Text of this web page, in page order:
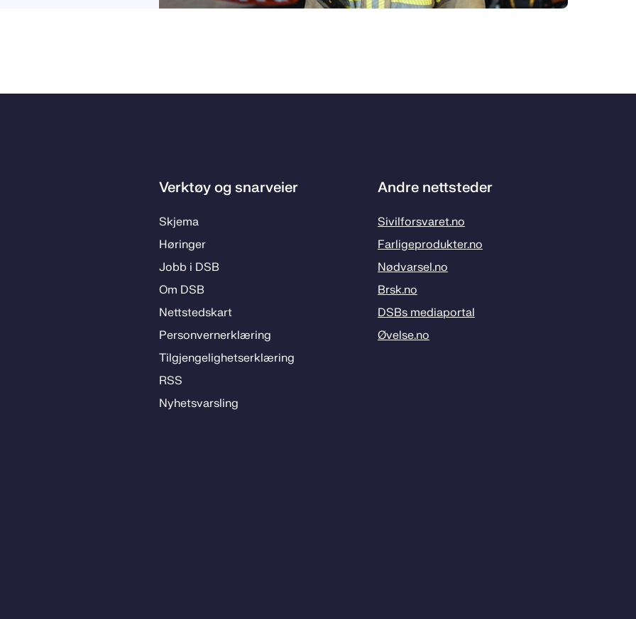
Verktøy og snarveier
Skje­­ma
Hø­rin­­ger
Jobb i DSB
Om DSB
Nett­steds­­kart
Per­­son­ver­n­er­klæ­­ring
Til­­­gjen­­ge­­lig­hets­­er­klæ­­ring
RSS
Ny­hets­­vars­­ling
Andre nettsteder
Sivilforsvaret.no
Farligeprodukter.no
Nødvarsel.no
Brsk.no
DSBs mediaportal
Øvelse.no